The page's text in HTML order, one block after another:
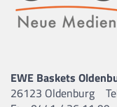
EWE Baskets
26123 Oldenburg